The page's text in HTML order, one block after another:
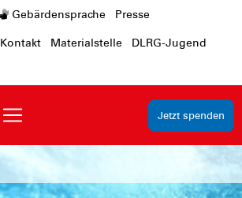
Gebärdensprache Presse
Kontakt Materialstelle DLRG-Jugend
Jetzt spenden